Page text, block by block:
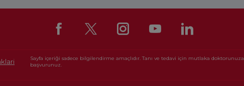
Sayfa içeriği sadece bilgilendirme amaçlıdır. Tanı ve tedavi için mutlaka doktorunuza
başvurunuz.